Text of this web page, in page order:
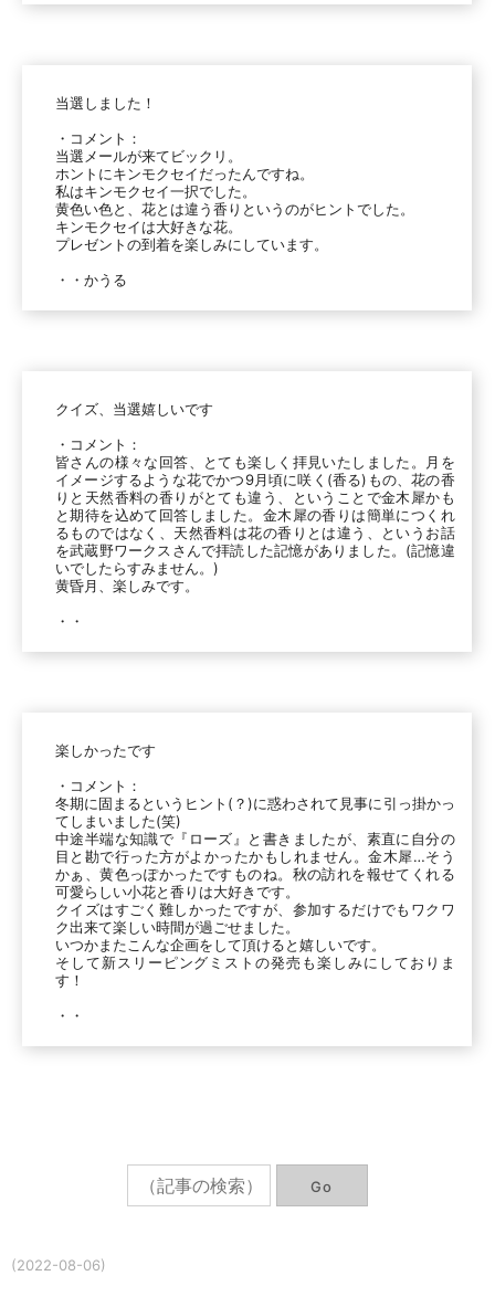
当選しました！
・コメント：
当選メールが来てビックリ。
ホントにキンモクセイだったんですね。
私はキンモクセイ一択でした。
黄色い色と、花とは違う香りというのがヒントでした。
キンモクセイは大好きな花。
プレゼントの到着を楽しみにしています。
・・かうる
クイズ、当選嬉しいです
・コメント：
皆さんの様々な回答、とても楽しく拝見いたしました。月を
イメージするような花でかつ9月頃に咲く(香る)もの、花の香
りと天然香料の香りがとても違う、ということで金木犀かも
と期待を込めて回答しました。金木犀の香りは簡単につくれ
るものではなく、天然香料は花の香りとは違う、というお話
を武蔵野ワークスさんで拝読した記憶がありました。(記憶違
いでしたらすみません。)
黄昏月、楽しみです。
・・
楽しかったです
・コメント：
冬期に固まるというヒント(？)に惑わされて見事に引っ掛かっ
てしまいました(笑)
中途半端な知識で『ローズ』と書きましたが、素直に自分の
目と勘で行った方がよかったかもしれません。金木犀…そう
かぁ、黄色っぽかったですものね。秋の訪れを報せてくれる
可愛らしい小花と香りは大好きです。
クイズはすごく難しかったですが、参加するだけでもワクワ
ク出来て楽しい時間が過ごせました。
いつかまたこんな企画をして頂けると嬉しいです。
そして新スリーピングミストの発売も楽しみにしておりま
す！
・・
(2022-08-06)